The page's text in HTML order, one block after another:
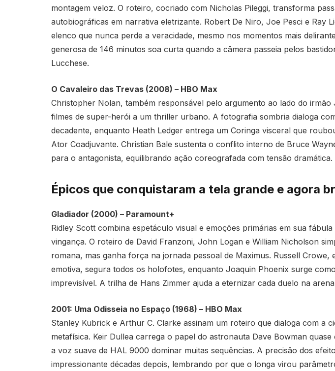
montagem veloz. O roteiro, cocriado com Nicholas Pileggi, transforma
autobiográficas em narrativa eletrizante. Robert De Niro, Joe Pesci e Ray
elenco que nunca perde a veracidade, mesmo nos momentos mais
generosa de 146 minutos soa curta quando a câmera passeia pelos
Lucchese.
O Cavaleiro das Trevas (2008) – HBO Max
Christopher Nolan, também responsável pelo argumento ao lado do irmão
filmes de super-herói a um thriller urbano. A fotografia sombria dialoga
decadente, enquanto Heath Ledger entrega um Coringa visceral que
Ator Coadjuvante. Christian Bale sustenta o conflito interno de Bruce
para o antagonista, equilibrando ação coreografada com tensão dramática.
Épicos que conquistaram a tela grande e agora
Gladiador (2000) – Paramount+
Ridley Scott combina espetáculo visual e emoções primárias em sua
vingança. O roteiro de David Franzoni, John Logan e William Nicholson
romana, mas ganha força na jornada pessoal de Maximus. Russell Crowe,
emotiva, segura todos os holofotes, enquanto Joaquin Phoenix surge
imprevisível. A trilha de Hans Zimmer ajuda a eternizar cada duelo na
2001: Uma Odisseia no Espaço (1968) – HBO Max
Stanley Kubrick e Arthur C. Clarke assinam um roteiro que dialoga com a
metafísica. Keir Dullea carrega o papel do astronauta Dave Bowman quase
a voz suave de HAL 9000 dominar muitas sequências. A precisão dos
impressionante décadas depois, lembrando por que o longa virou